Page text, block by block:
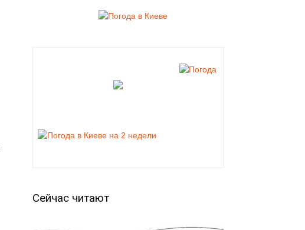
Сейчас читают